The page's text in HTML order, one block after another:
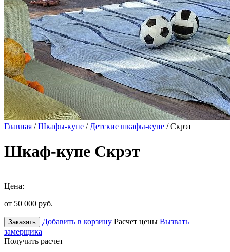
Главная /Шкафы-купе / Детские шкафы-купе / Скрэт
Шкаф-купе Скрэт
Цена:
от 50 000 руб.
Заказать Добавить в корзину Расчет цены Вызвать
замерщика
Получить расчет